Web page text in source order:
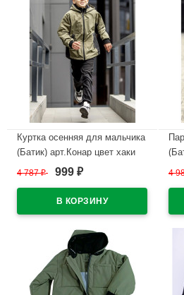
Куртка осенняя для мальчика
(Батик) арт.Конар цвет хаки
В наличии
4 787₽ 999 ₽ 4